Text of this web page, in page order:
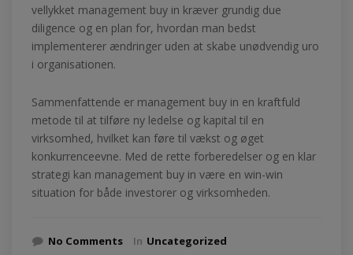
vellykket management buy in kræver grundig due
diligence og en plan for, hvordan man bedst
implementerer ændringer uden at skabe unødvendig uro
i organisationen.
Sammenfattende er management buy in en kraftfuld
metode til at tilføre ny ledelse og kapital til en
virksomhed, hvilket kan føre til vækst og øget
konkurrenceevne. Med de rette forberedelser og en klar
strategi kan management buy in være en win-win
situation for både investorer og virksomheden.
No Comments In Uncategorized